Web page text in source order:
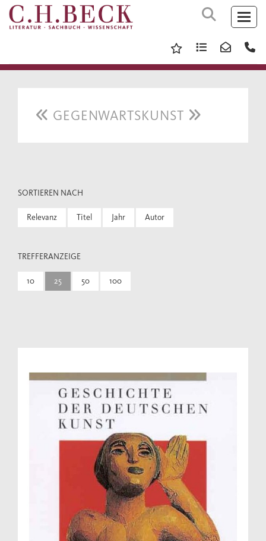
GEGENWARTSKUNST
SORTIEREN NACH
Relevanz Titel Jahr Autor
TREFFERANZEIGE
10 25 50 100